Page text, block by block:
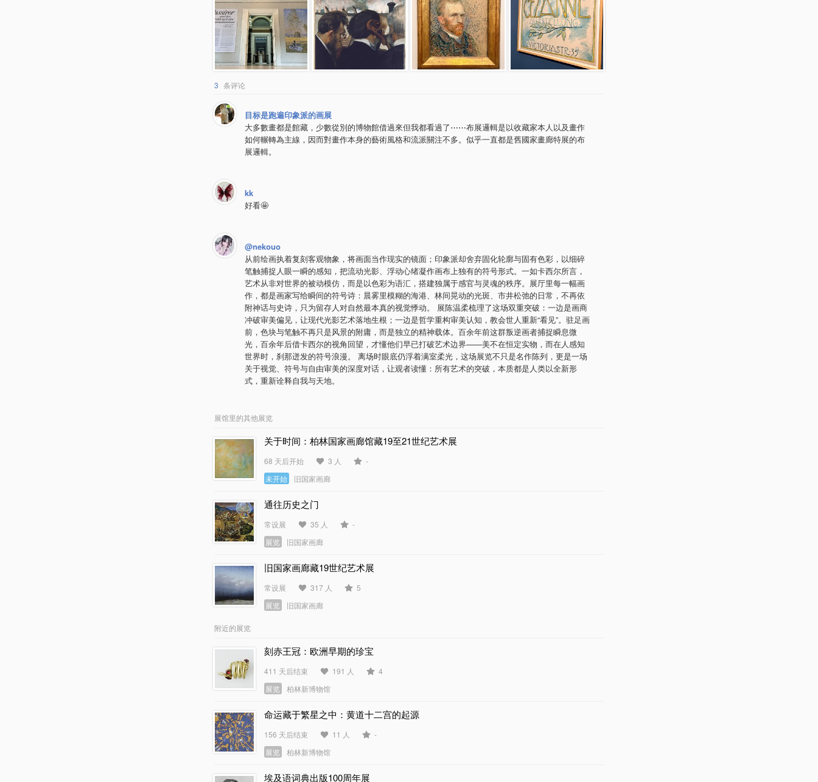
3 条评论
目标是跑遍印象派的画展
大多數畫都是館藏，少數從別的博物館借過來但我都看過了⋯⋯布展邏輯是以收藏家本人以及畫作
如何輾轉為主線，因而對畫作本身的藝術風格和流派關注不多。似乎一直都是舊國家畫廊特展的布
展邏輯。
kk
好看🤩
@nekouo
从前绘画执着复刻客观物象，将画面当作现实的镜面；印象派却舍弃固化轮廓与固有色彩，以细碎
笔触捕捉人眼一瞬的感知，把流动光影、浮动心绪凝作画布上独有的符号形式。一如卡西尔所言，
艺术从非对世界的被动模仿，而是以色彩为语汇，搭建独属于感官与灵魂的秩序。展厅里每一幅画
作，都是画家写给瞬间的符号诗：晨雾里模糊的海港、林间晃动的光斑、市井松弛的日常，不再依
附神话与史诗，只为留存人对自然最本真的视觉悸动。 展陈温柔梳理了这场双重突破：一边是画商
冲破审美偏见，让现代光影艺术落地生根；一边是哲学重构审美认知，教会世人重新“看见”。驻足画
前，色块与笔触不再只是风景的附庸，而是独立的精神载体。百余年前这群叛逆画者捕捉瞬息微
光，百余年后借卡西尔的视角回望，才懂他们早已打破艺术边界——美不在恒定实物，而在人感知
世界时，刹那迸发的符号浪漫。 离场时眼底仍浮着满室柔光，这场展览不只是名作陈列，更是一场
关于视觉、符号与自由审美的深度对话，让观者读懂：所有艺术的突破，本质都是人类以全新形
式，重新诠释自我与天地。
展馆里的其他展览
关于时间：柏林国家画廊馆藏19至21世纪艺术展
68 天后开始 3 人
-
未开始
旧国家画廊
通往历史之门
常设展 35 人
-
展览
旧国家画廊
旧国家画廊藏19世纪艺术展
常设展 317 人
5
展览
旧国家画廊
附近的展览
刻赤王冠：欧洲早期的珍宝
411 天后结束 191 人
4
展览
柏林新博物馆
命运藏于繁星之中：黄道十二宫的起源
156 天后结束 11 人
-
展览
柏林新博物馆
埃及语词典出版100周年展